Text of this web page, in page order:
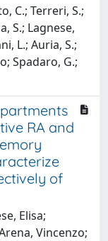
C.; Terreri, S.;
S.; Lagnese,
L.; Auria, S.;
Spadaro, G.;
RA and
of
Elisa;
Vincenzo;